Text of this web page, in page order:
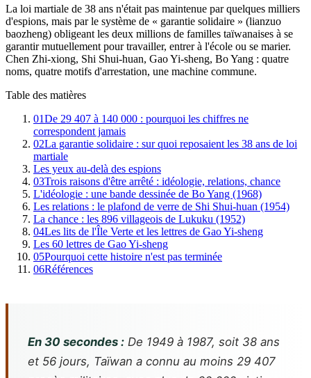
La loi martiale de 38 ans n'était pas maintenue par quelques milliers
d'espions, mais par le système de « garantie solidaire » (lianzuo
baozheng) obligeant les deux millions de familles taïwanaises à se
garantir mutuellement pour travailler, entrer à l'école ou se marier.
Chen Zhi-xiong, Shi Shui-huan, Gao Yi-sheng, Bo Yang : quatre
noms, quatre motifs d'arrestation, une machine commune.
Table des matières
01De 29 407 à 140 000 : pourquoi les chiffres ne
correspondent jamais
02La garantie solidaire : sur quoi reposaient les 38 ans de loi
martiale
Les yeux au-delà des espions
03Trois raisons d'être arrêté : idéologie, relations, chance
L'idéologie : une bande dessinée de Bo Yang (1968)
Les relations : le plafond de verre de Shi Shui-huan (1954)
La chance : les 896 villageois de Lukuku (1952)
04Les lits de l'Île Verte et les lettres de Gao Yi-sheng
Les 60 lettres de Gao Yi-sheng
05Pourquoi cette histoire n'est pas terminée
06Références
En 30 secondes : De 1949 à 1987, soit 38 ans
et 56 jours, Taïwan a connu au moins 29 407